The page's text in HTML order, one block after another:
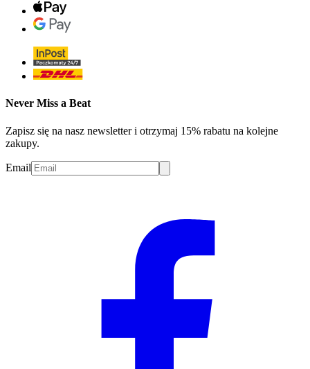
Never Miss a Beat
Zapisz się na nasz newsletter i otrzymaj 15% rabatu na kolejne
zakupy.
Email